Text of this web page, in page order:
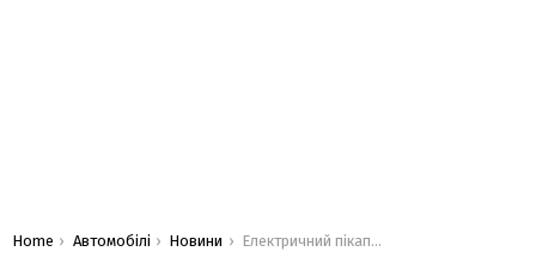
You are here:
Home Автомобілі Новини Електричний пікап Rivian R1T пройшов перевірку морозами: відеозвіт з тестів